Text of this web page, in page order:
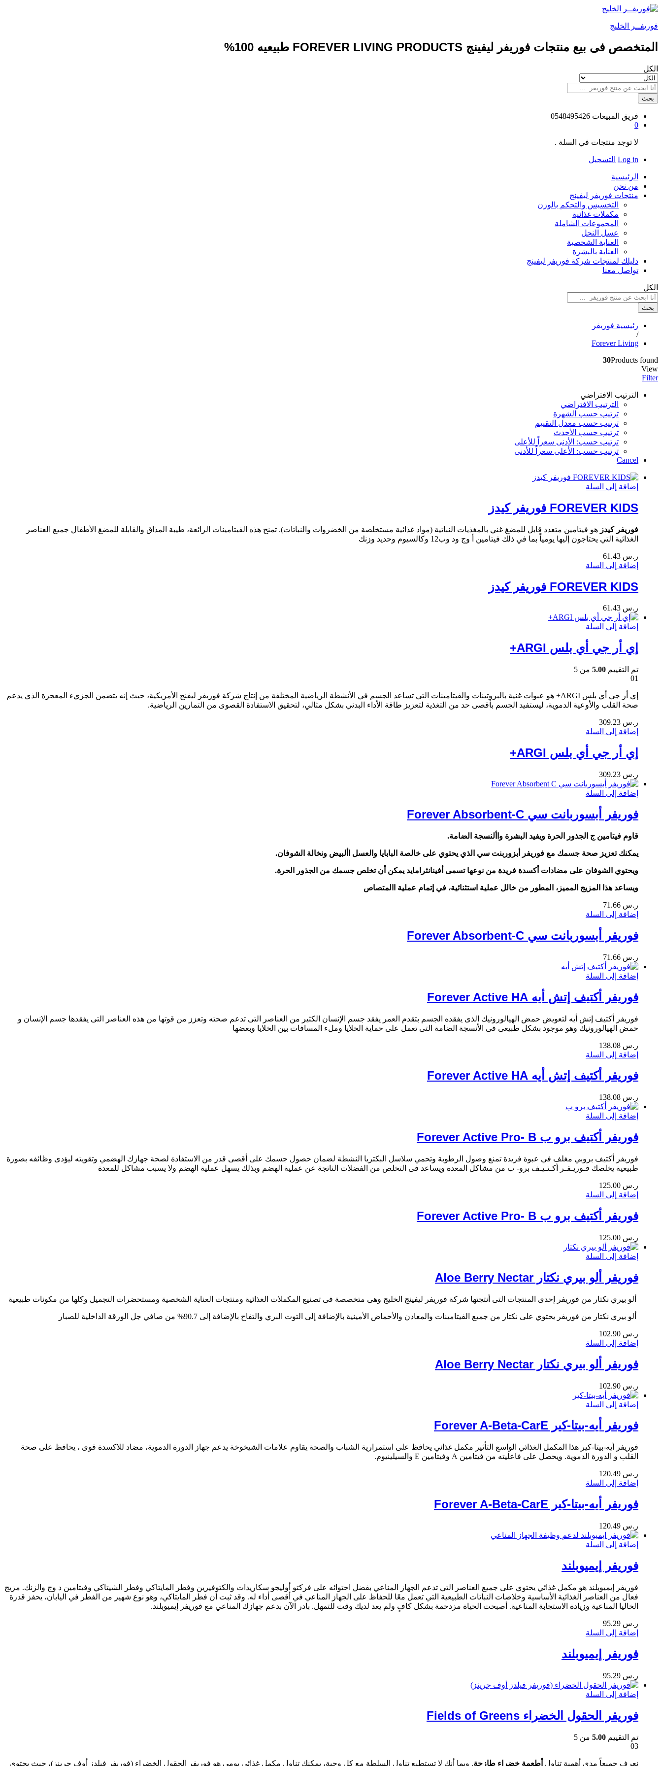
فوريفــر الخليج
المتخصص فى بيع منتجات فوريفر ليفينج FOREVER LIVING PRODUCTS طبيعيه 100%
الكل
بحث
فريق المبيعات 0548495426
0
لا توجد منتجات في السلة .
Log in التسجيل
الرئيسية
من نحن
منتجات فوريفر ليفينج
التخسيس والتحكم بالوزن
مكملات غذائية
المجموعات الشاملة
عسل النحل
العناية الشخصية
العناية بالبشرة
دليلك لمنتجات شركة فوريفر ليفينج
تواصل معنا
الكل
بحث
رئيسية فوريفر
/
Forever Living
30Products found
View
Filter
الترتيب الافتراضي
الترتيب الافتراضي
ترتيب حسب الشهرة
ترتيب حسب معدل التقييم
ترتيب حسب الأحدث
ترتيب حسب: الأدنى سعراً للأعلى
ترتيب حسب: الأعلى سعراً للأدنى
Cancel
إضافة إلى السلة
FOREVER KIDS فوريفر كيدز
فوريفر كيدز هو فيتامين متعدد قابل للمضغ غني بالمغذيات النباتية (مواد غذائية مستخلصة من الخضروات والنباتات). تمنح هذه الفيتامينات الرائعة، طيبة المذاق والقابلة للمضغ الأطفال جميع العناصر
الغذائية التي يحتاجون إليها يومياً بما في ذلك فيتامين أ وج ود وب12 وكالسيوم وحديد وزنك
ر.س
إضافة إلى السلة
FOREVER KIDS فوريفر كيدز
ر.س
إضافة إلى السلة
إي أر جي أي بلس ARGI+
تم التقييم 5.00 من 5
01
إي أر جي أي بلس ARGI+ هو عبوات غنية بالبروتينات والفيتامينات التي تساعد الجسم في الأنشطة الرياضية المختلفة من إنتاج شركة فوريفر ليفنج الأمريكية، حيث إنه يتضمن الجزيء المعجزة الذي يدعم
صحة القلب والأوعية الدموية، ليستفيد الجسم بأقصى حد من التغذية لتعزيز طاقة الأداء البدني بشكل مثالي، لتحقيق الاستفادة القصوى من التمارين الرياضية.
ر.س
إضافة إلى السلة
إي أر جي أي بلس ARGI+
ر.س
إضافة إلى السلة
فوريفر أبسوربانت سي Forever Absorbent-C
قاوم فيتامين ج الجذور الحرة ويفيد البشرة واألنسجة الضامة.
يمكنك تعزيز صحة جسمك مع فوريفر أبزوربنت سي الذي يحتوي على خالصة البابايا والعسل األبيض ونخالة الشوفان.
ويحتوي الشوفان على مضادات أكسدة فريدة من نوعها تسمى أفينانثرامايد يمكن أن تخلص جسمك من الجذور الحرة.
ويساعد هذا المزيج المميز، المطور من خالل عملية استثنائية، في إتمام عملية االمتصاص
ر.س
إضافة إلى السلة
فوريفر أبسوربانت سي Forever Absorbent-C
ر.س
إضافة إلى السلة
فوريفر أكتيف إتش أيه Forever Active HA
فوريفر أكتيف إتش أيه لتعويض حمض الهيالورونيك الذى يفقده الجسم بتقدم العمر يفقد جسم الإنسان الكثير من العناصر التى تدعم صحته وتعزز من قوتها من هذه العناصر التى يفقدها جسم الإنسان و
حمض الهيالورونيك وهو موجود بشكل طبيعى فى الأنسجة الضامة التى تعمل على حماية الخلايا وملء المسافات بين الخلايا وبعضها
ر.س
إضافة إلى السلة
فوريفر أكتيف إتش أيه Forever Active HA
ر.س
إضافة إلى السلة
فوريفر أكتيف برو ب Forever Active Pro- B
فوريفر أكتيف بروبي مغلف في عبوة فريدة تمنع وصول الرطوبة وتحمي سلاسل البكتريا النشطة لضمان حصول جسمك على أقصى قدر من الاستفادة لصحة جهازك الهضمي وتقويته ليؤدى وظائفه بصورة
طبيعية يخلصك فـوريـفـر أكـتـيـف برو- ب من مشاكل المعدة ويساعد فى التخلص من الفضلات الناتجة عن عملية الهضم وبذلك يسهل عملية الهضم ولا يسبب مشاكل للمعدة
ر.س
إضافة إلى السلة
فوريفر أكتيف برو ب Forever Active Pro- B
ر.س
إضافة إلى السلة
فوريفر ألو بيري نكتار Aloe Berry Nectar
ألو بيري نكتار من فوريفر إحدى المنتجات التى أنتجتها شركة فوريفر ليفينج الخليج وهى متخصصة فى تصنيع المكملات الغذائية ومنتجات العناية الشخصية ومستحضرات التجميل وكلها من مكونات طبيعية
ألو بيري نكتار من فوريفر يحتوي على نكتار من جميع الفيتامينات والمعادن والأحماض الأمينية بالإضافة إلى التوت البري والتفاح بالإضافة إلى 90.7% من صافي جل الورقة الداخلية للصبار
ر.س
إضافة إلى السلة
فوريفر ألو بيري نكتار Aloe Berry Nectar
ر.س
إضافة إلى السلة
فوريفر أيه-بيتا-كير Forever A-Beta-CarE
فوريفر أيه-بيتا-كير هذا المكمل الغذائي الواسع التأثير مكمل غذائي يحافظ على استمرارية الشباب والصحة يقاوم علامات الشيخوخة يدعم جهاز الدورة الدموية، مضاد للاكسدة قوى ، يحافظ على صحة
القلب و الدورة الدموية. ويحصل على فاعليته من فيتامين A وفيتامين E والسيلينيوم.
ر.س
إضافة إلى السلة
فوريفر أيه-بيتا-كير Forever A-Beta-CarE
ر.س
إضافة إلى السلة
فوريفر إيميوبلند
فوريفر إيميوبلند هو مكمل غذائي يحتوي على جميع العناصر التي تدعم الجهاز المناعي بفضل احتوائه على فركتو أوليجو سكاريدات والكتوفيرين وفطر المايتاكي وفطر الشيتاكي وفيتامين د وج والزنك. مزيج
فعال من العناصر الغذائية الأساسية وخلاصات النباتات الطبيعية التي تعمل معًا للحفاظ على الجهاز المناعي في أقصى أداء له. وقد ثبت أن فطر المايتاكي، وهو نوع شهير من الفطر في اليابان، يحفز قدرة
الخاليا المناعية وزيادة الاستجابة المناعية. أصبحت الحياة مزدحمة بشكل كافٍ ولم يعد لديك وقت للتمهل. بادر الآن بدعم جهازك المناعي مع فوريفر إيميوبلند.
ر.س
إضافة إلى السلة
فوريفر إيميوبلند
ر.س
إضافة إلى السلة
فوريفر الحقول الخضراء Fields of Greens
تم التقييم 5.00 من 5
03
نعرف جميعاً مدى أهمية تناول أطعمة خضراء طازجة. وبما أنك لا تستطيع تناول السلطة مع كل وجبة، يمكنك تناول مكمل غذائي يومي هو فوريفر الحقول الخضراء (فوريفر فيلدز أوف جرينز)، حيث يحتوي